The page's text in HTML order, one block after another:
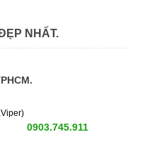
NHẤT.
0903.745.911